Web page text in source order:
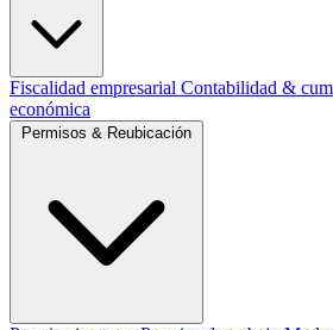
Fiscalidad empresarial Contabilidad &
económica